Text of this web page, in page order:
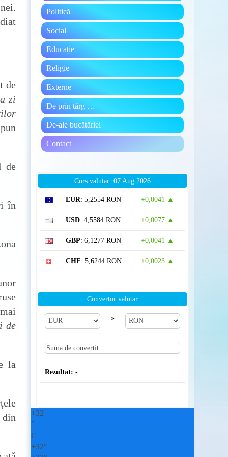
de
zi
de
în
de
la
din
Politică
Social
Educație
Religie
Externe
De prin târg …
De-ale bucătăriei
Contact
Curs valutar: 07 Aug 2026
EUR: 5,2554 RON +0,0041 ▲
USD: 4,5584 RON +0,0077 ▲
GBP: 6,1277 RON +0,0041 ▲
CHF: 5,6244 RON +0,0023 ▲
Convertor valutar
»
Rezultat: -
+32
°
C
+32°